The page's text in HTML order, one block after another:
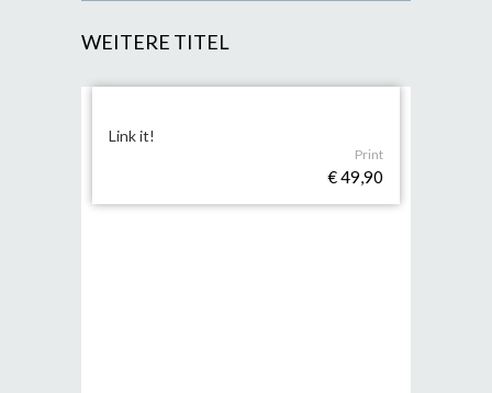
WEITERE TITEL
Link it!
Print
€ 49,90